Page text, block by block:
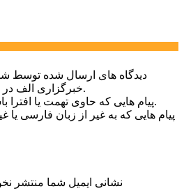
دیدگاه های ارسال شده توسط
خبرگزاری الف در وب منتشر خواهد شد.
پیام هایی که حاوی تهمت یا افترا باشد منتشر نخواهد شد.
پیام هایی که به غیر از زبان فارسی یا
نشانی ایمیل شما منتشر